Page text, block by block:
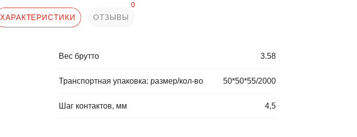
ХАРАКТЕРИСТИКИ ОТЗЫВЫ
0
Вес брутто 3.58
Транспортная упаковка: размер/кол-во 50*50*55/2000
Шаг контактов, мм 4,5